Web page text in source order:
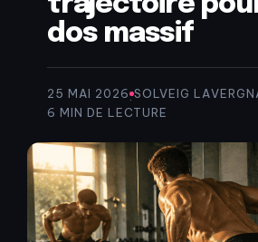
dos massif
25 MAI 2026·SOLVEIG
6 MIN DE LECTURE